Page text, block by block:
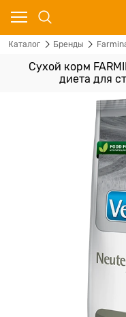
Каталог Бренды
Сухой корм
диета для